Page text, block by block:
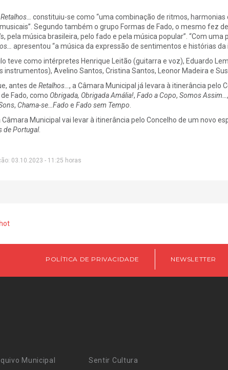
Retalhos…
constituiu-se como “uma combinação de ritmos,
Segundo também o grupo Formas de Fado, o mesmo fez
pela música brasileira, pelo fado e pela música popular”. “Com
apresentou “a música da expressão de sentimentos e histórias da
teve como intérpretes Henrique Leitão (guitarra e voz), Eduardo
instrumentos), Avelino Santos, Cristina Santos, Leonor Madeira e
antes de Retalhos… , a Câmara Municipal já levara à itinerância pelo
Fado, como Obrigada, Obrigada Amália!, Fado a Copo, Somos Assim… ,
, Chama-se…Fado e Fado sem Tempo
Municipal vai levar à itinerância pelo Concelho de um novo
de Portugal.
03.10.2023 - 11:25 horas
POLÍTICA DE PRIVACIDADE NEWSLETTER
Municipal Sentir Cultura